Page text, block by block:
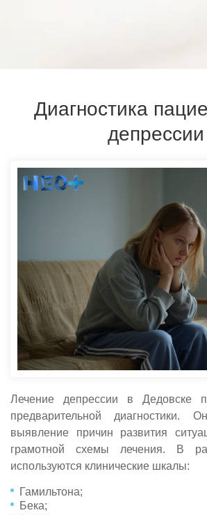
Диагностика
депрессии
Лечение депрессии в Дедовске
предварительной диагностики.
выявление причин развития
грамотной схемы лечения. В
используются клинические шкалы:
Гамильтона;
Бека;